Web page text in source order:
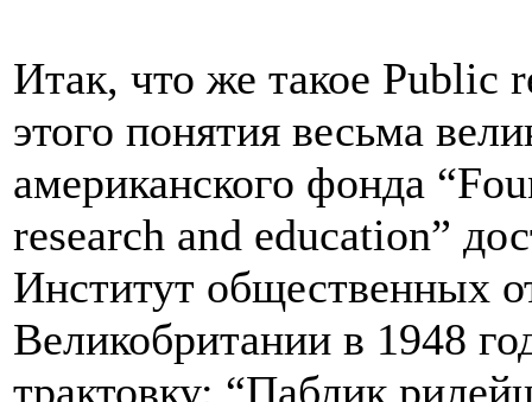
Итак, что же такое Public
этого понятия весьма
американского фонда
research and education”
Институт общественных
Великобритании в 1948
трактовку: “Паблик